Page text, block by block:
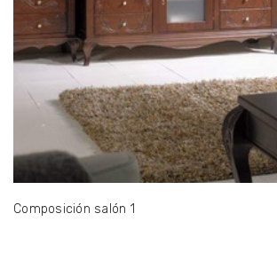
Composición salón 1